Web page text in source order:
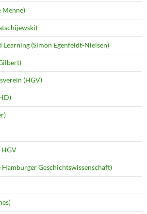
Menne)
Learning (Simon Egenfeldt-Nielsen)
(HGV)
HGV
Hamburger Geschichtswissenschaft)